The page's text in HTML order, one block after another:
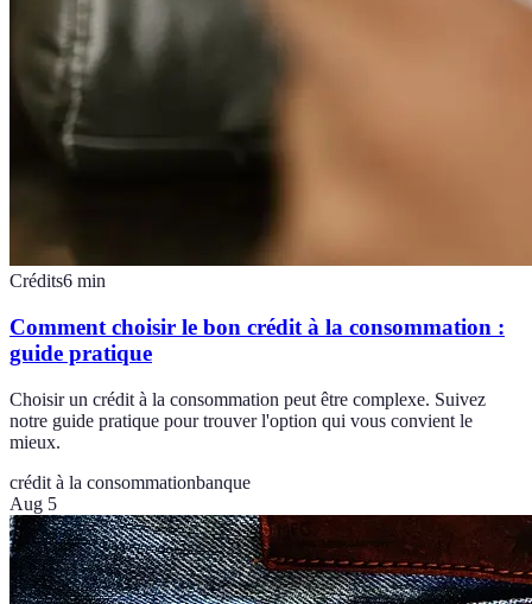
Crédits6 min
Comment choisir le bon crédit à la consommation :
guide pratique
Choisir un crédit à la consommation peut être complexe. Suivez
notre guide pratique pour trouver l'option qui vous convient le
mieux.
crédit à la consommationbanque
Aug 5